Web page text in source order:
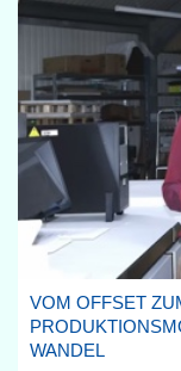
VOM OFFSET
WANDEL